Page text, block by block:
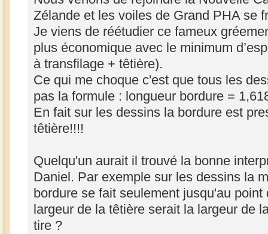
Zélande et les voiles de Grand PHA se
Je viens de réétudier ce fameux
plus économique avec le minimum
à transfilage + têtière).
Ce qui me choque c'est que tous les
pas la formule : longueur bordure =
En fait sur les dessins la bordure est
têtière!!!!
Quelqu'un aurait il trouvé la bonne
Daniel. Par exemple sur les dessins la
bordure se fait seulement jusqu'au
largeur de la têtière serait la largeur de
tire ?